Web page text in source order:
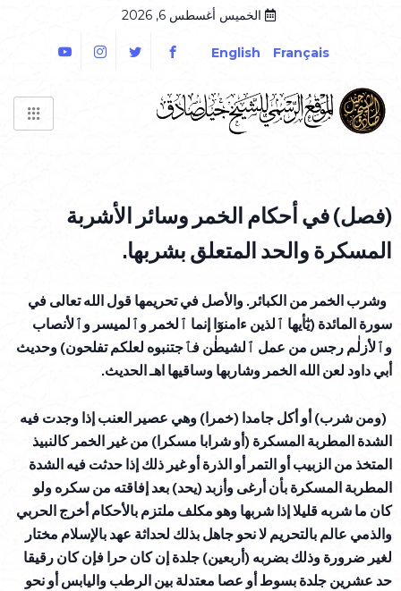
الخميس أغسطس 6, 2026
Français
English
(فصل) في أحكام الخمر وسائر الأشربة
المسكرة والحد المتعلق بشربها.
وشرب الخمر من الكبائر. والأصل في تحريمها قول الله تعالى في
سورة المائدة (يٰٓأيها ٱلذين ءامنوٓا إنما ٱلخمر وٱلميسر وٱلأنصاب
وٱلأزلٰم رجس من عمل ٱلشيطٰن فٱجتنبوه لعلكم تفلحون) وحديث
أبي داود لعن الله الخمر وشاربها وساقيها اهـ الحديث.
(ومن شرب) أو أكل جامدا (خمرا) وهي عصير العنب إذا وجدت فيه
الشدة المطربة المسكرة (أو شرابا مسكرا) من غير الخمر كالنبيذ
المتخذ من الزبيب أو التمر أو الذرة أو غير ذلك إذا حدثت فيه الشدة
المطربة المسكرة بأن أرغى وأزبد (يحد) بعد إفاقته من سكره ولو
كان ما شربه قليلا إذا شربها وهو مكلف ملتزم بالأحكام أخرج الحربي
والذمي عالم بالتحريم لا نحو جاهل بذلك لحداثة عهد بالإسلام مختار
لغير ضرورة وذلك بضربه (أربعين) جلدة إن كان حرا فإن كان رقيقا
حد عشرين جلدة بسوط أو عصا معتدلة بين الرطب واليابس أو نحو